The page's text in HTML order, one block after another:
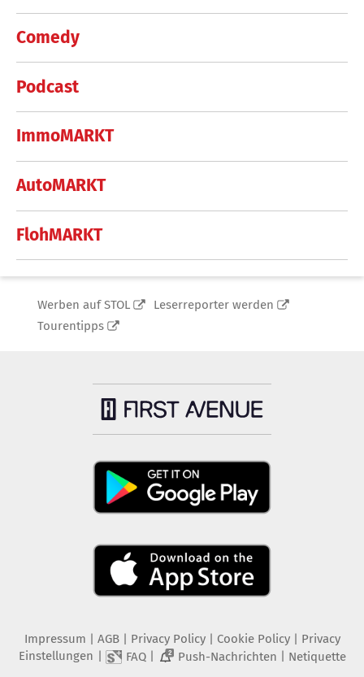
Comedy
Podcast
ImmoMARKT
AutoMARKT
FlohMARKT
Werben auf STOL
Leserreporter werden
Tourentipps
Impressum AGB Privacy Policy| Cookie Policy| Privacy
Einstellungen
FAQ| 2 Push-Nachrichten Netiquette